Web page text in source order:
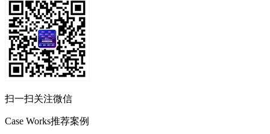
扫一扫关注微信
Case Works推荐案例